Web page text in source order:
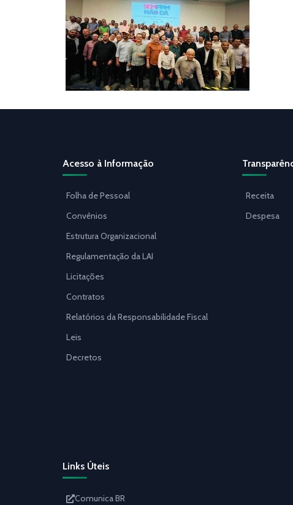
Acesso à Informação
Folha de Pessoal
Convênios
Estrutura Organizacional
Regulamentação da LAI
Licitações
Contratos
Relatórios da Responsabilidade Fiscal
Leis
Decretos
Receita
Despesa
Links Úteis
Comunica BR